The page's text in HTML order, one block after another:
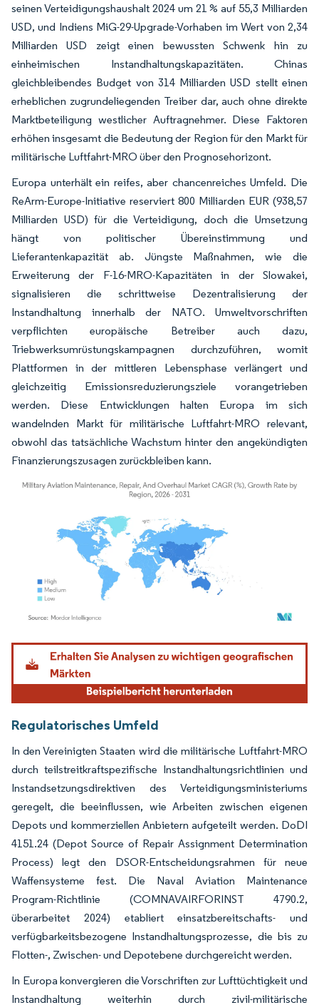
seinen Verteidigungshaushalt 2024 um 21 % auf 55,3 Milliarden
USD, und Indiens MiG-29-Upgrade-Vorhaben im Wert von 2,34
Milliarden USD zeigt einen bewussten Schwenk hin zu
einheimischen Instandhaltungskapazitäten. Chinas
gleichbleibendes Budget von 314 Milliarden USD stellt einen
erheblichen zugrundeliegenden Treiber dar, auch ohne direkte
Marktbeteiligung westlicher Auftragnehmer. Diese Faktoren
erhöhen insgesamt die Bedeutung der Region für den Markt für
militärische Luftfahrt-MRO über den Prognosehorizont.
Europa unterhält ein reifes, aber chancenreiches Umfeld. Die
ReArm-Europe-Initiative reserviert 800 Milliarden EUR (938,57
Milliarden USD) für die Verteidigung, doch die Umsetzung
hängt von politischer Übereinstimmung und
Lieferantenkapazität ab. Jüngste Maßnahmen, wie die
Erweiterung der F-16-MRO-Kapazitäten in der Slowakei,
signalisieren die schrittweise Dezentralisierung der
Instandhaltung innerhalb der NATO. Umweltvorschriften
verpflichten europäische Betreiber auch dazu,
Triebwerksumrüstungskampagnen durchzuführen, womit
Plattformen in der mittleren Lebensphase verlängert und
gleichzeitig Emissionsreduzierungsziele vorangetrieben
werden. Diese Entwicklungen halten Europa im sich
wandelnden Markt für militärische Luftfahrt-MRO relevant,
obwohl das tatsächliche Wachstum hinter den angekündigten
Finanzierungszusagen zurückbleiben kann.
Bild © Mordor Intelligence. Wiederverwendung erfordert Namensnennung gemäß
Regulatorisches Umfeld
In den Vereinigten Staaten wird die militärische Luftfahrt-MRO
durch teilstreitkraftspezifische Instandhaltungsrichtlinien und
Instandsetzungsdirektiven des Verteidigungsministeriums
geregelt, die beeinflussen, wie Arbeiten zwischen eigenen
Depots und kommerziellen Anbietern aufgeteilt werden. DoDI
4151.24 (Depot Source of Repair Assignment Determination
Process) legt den DSOR-Entscheidungsrahmen für neue
Waffensysteme fest. Die Naval Aviation Maintenance
Program-Richtlinie (COMNAVAIRFORINST 4790.2,
überarbeitet 2024) etabliert einsatzbereitschafts- und
verfügbarkeitsbezogene Instandhaltungsprozesse, die bis zu
Flotten-, Zwischen- und Depotebene durchgereicht werden.
In Europa konvergieren die Vorschriften zur Lufttüchtigkeit und
Instandhaltung weiterhin durch zivil-militärische